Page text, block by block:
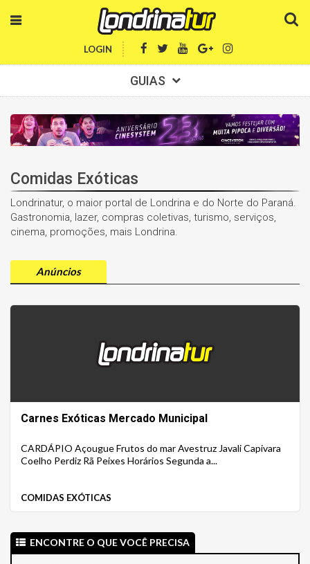
LOGIN
GUIAS
Comidas Exóticas
Londrinatur, o maior portal de Londrina e do Norte do Paraná.
Gastronomia, lazer, compras coletivas, turismo, serviços,
cinema, promoções, mais Londrina.
Anúncios
Carnes Exóticas Mercado Municipal
CARDÁPIO Açougue Frutos do mar Avestruz Javali Capivara
Coelho Perdiz Rã Peixes Horários Segunda a...
COMIDAS EXÓTICAS
ENCONTRE O QUE VOCÊ PRECISA